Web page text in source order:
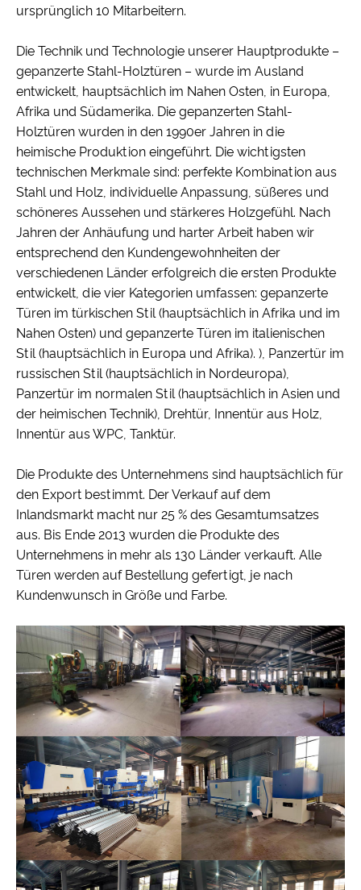
ursprünglich 10 Mitarbeitern.
Die Technik und Technologie unserer Hauptprodukte –
gepanzerte Stahl-Holztüren – wurde im Ausland
entwickelt, hauptsächlich im Nahen Osten, in Europa,
Afrika und Südamerika. Die gepanzerten Stahl-
Holztüren wurden in den 1990er Jahren in die
heimische Produktion eingeführt. Die wichtigsten
technischen Merkmale sind: perfekte Kombination aus
Stahl und Holz, individuelle Anpassung, süßeres und
schöneres Aussehen und stärkeres Holzgefühl. Nach
Jahren der Anhäufung und harter Arbeit haben wir
entsprechend den Kundengewohnheiten der
verschiedenen Länder erfolgreich die ersten Produkte
entwickelt, die vier Kategorien umfassen: gepanzerte
Türen im türkischen Stil (hauptsächlich in Afrika und im
Nahen Osten) und gepanzerte Türen im italienischen
Stil (hauptsächlich in Europa und Afrika). ), Panzertür im
russischen Stil (hauptsächlich in Nordeuropa),
Panzertür im normalen Stil (hauptsächlich in Asien und
der heimischen Technik), Drehtür, Innentür aus Holz,
Innentür aus WPC, Tanktür.
Die Produkte des Unternehmens sind hauptsächlich für
den Export bestimmt. Der Verkauf auf dem
Inlandsmarkt macht nur 25 % des Gesamtumsatzes
aus. Bis Ende 2013 wurden die Produkte des
Unternehmens in mehr als 130 Länder verkauft. Alle
Türen werden auf Bestellung gefertigt, je nach
Kundenwunsch in Größe und Farbe.